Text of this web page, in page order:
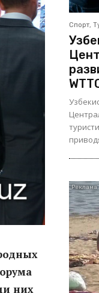
них
Спорт,